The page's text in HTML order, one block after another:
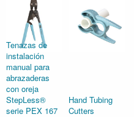
Tenazas de
instalación
manual para
abrazaderas
con oreja
StepLess®
serie PEX 167
Hand Tubing
Cutters